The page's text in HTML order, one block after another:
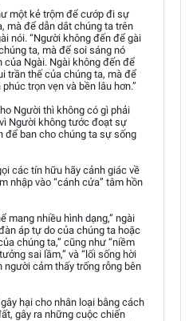
một kẻ trộm để cướp đi sự
mà để dẫn dắt chúng ta trên
nói. “Người không đến để gài
ta, mà để soi sáng nó
của Ngài. Ngài không đến để
trần thế của chúng ta, mà để
trọn vẹn và bền lâu hơn.”
Người thì không có gì phải
Người không tước đoạt sự
để ban cho chúng ta sự sống
các tín hữu hãy cảnh giác về
nhập vào “cánh cửa” tâm hồn
mang nhiều hình dạng,” ngài
áp tự do của chúng ta hoặc
chúng ta,” cũng như “niềm
sai lầm,” và “lối sống hời
người cảm thấy trống rỗng bên
hại cho nhân loại bằng cách
gây ra những cuộc chiến